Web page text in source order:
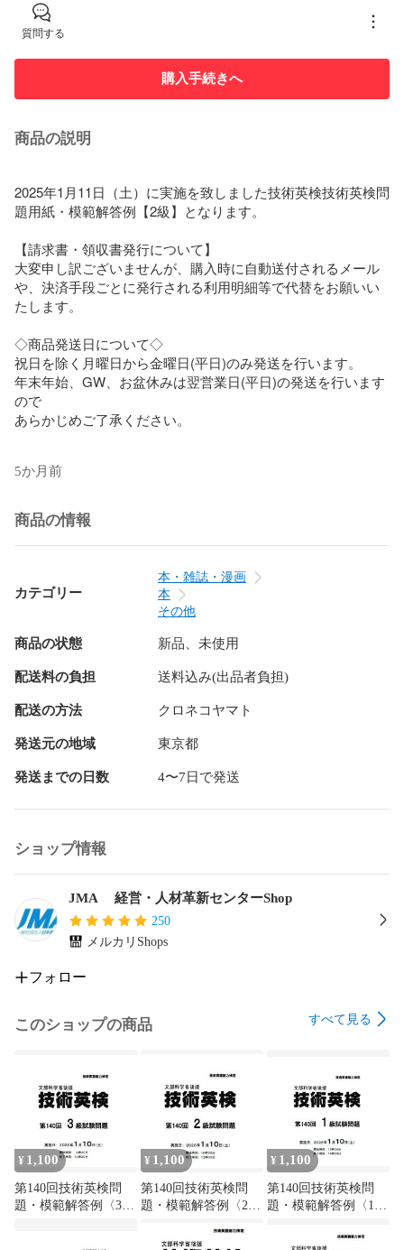
質問する
購入手続きへ
商品の説明
2025年1月11日（土）に実施を致しました技術英検技術英検問
題用紙・模範解答例【2級】となります。
【請求書・領収書発行について】
大変申し訳ございませんが、購入時に自動送付されるメール
や、決済手段ごとに発行される利用明細等で代替をお願いい
たします。
◇商品発送日について◇
祝日を除く月曜日から金曜日(平日)のみ発送を行います。
年末年始、GW、お盆休みは翌営業日(平日)の発送を行います
ので
あらかじめご了承ください。
5か月前
商品の情報
カテゴリー
本・雑誌・漫画
本
その他
商品の状態 新品、未使用
配送料の負担 送料込み(出品者負担)
配送の方法 クロネコヤマト
発送元の地域 東京都
発送までの日数 4〜7日で発送
ショップ情報
JMA 経営・人材革新センターShop
250
メルカリShops
フォロー
このショップの商品 すべて見る
¥ 1,100
第140回技術英検問
題・模範解答例〈3
¥ 1,100
第140回技術英検問
題・模範解答例〈2
¥ 1,100
第140回技術英検問
題・模範解答例〈1